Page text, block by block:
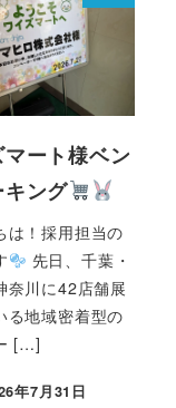
マート様ベン
ング
は！採用担当の
先日、千葉・
奈川に42店舗展
る地域密着型の
[…]
年7月31日